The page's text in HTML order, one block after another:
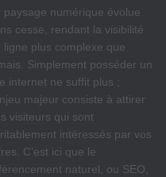
paysage numérique évolue
cesse, rendant la visibilité
ligne plus complexe que
Simplement posséder un
internet ne suffit plus ;
majeur consiste à attirer
visiteurs qui sont
intéressés par vos
C’est ici que le
naturel, ou SEO,